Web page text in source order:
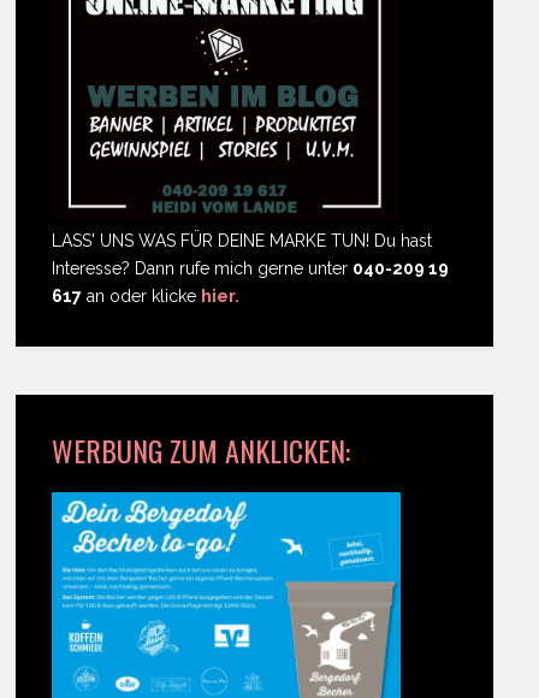
LASS' UNS WAS FÜR DEINE MARKE TUN! Du hast
Interesse? Dann rufe mich gerne unter 040-209 19
617 an oder klicke hier.
WERBUNG ZUM ANKLICKEN: